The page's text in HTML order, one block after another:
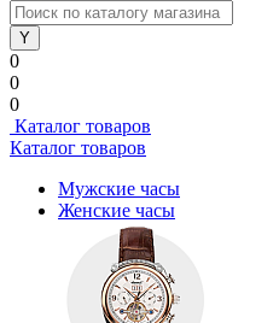
0
0
0
Каталог товаров
Каталог товаров
Мужские часы
Женские часы